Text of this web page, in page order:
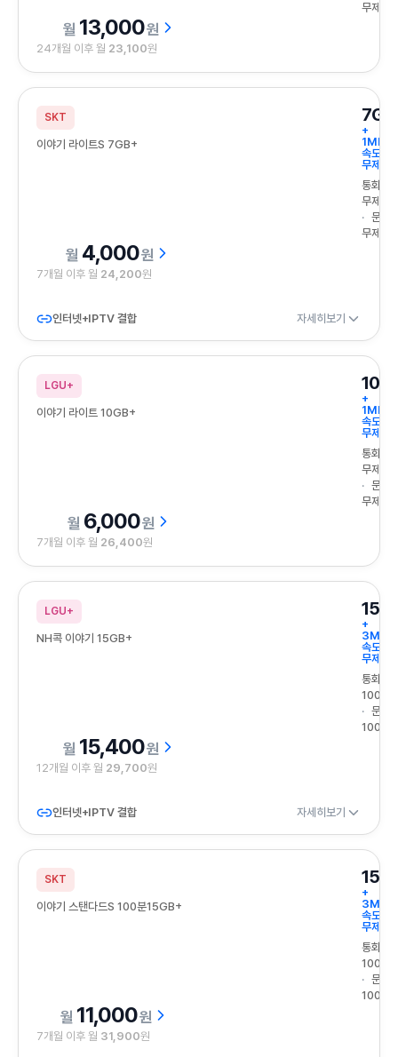
무제한
13,000원
24개월 이후 월 23,100원
SKT
이야기 라이트S 7GB+
7GB
+
1Mbps
속도
무제한
통화
무제한
문자
무제한
4,000원
7개월 이후 월 24,200원
인터넷+IPTV 결합 자세히보기
LGU+
이야기 라이트 10GB+
+
1Mbps
속도
무제한
통화
무제한
문자
무제한
6,000원
7개월 이후 월 26,400원
LGU+
NH콕 이야기 15GB+
+
속도
무제한
통화
100분
문자
100건
15,400원
12개월 이후 월 29,700원
인터넷+IPTV 결합 자세히보기
SKT
이야기 스탠다드S 100분15GB+
+
속도
무제한
통화
100분
문자
100건
11,000원
7개월 이후 월 31,900원